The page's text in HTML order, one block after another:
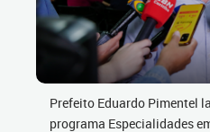
Prefeito Eduardo Pimentel
programa Especialidades